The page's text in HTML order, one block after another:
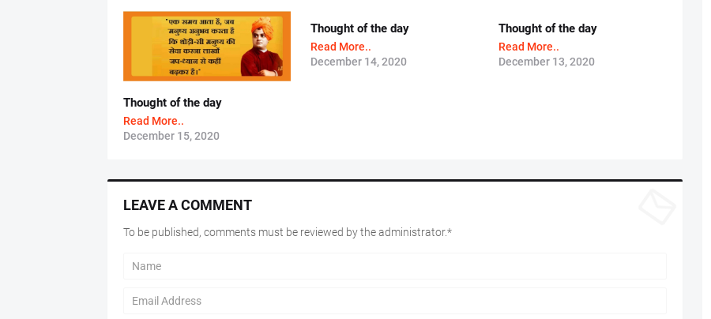
Thought of the day
Read More..
December 15, 2020
Thought of the day
Read More..
December 14, 2020
Thought of the day
Read More..
December 13, 2020
LEAVE A COMMENT
To be published, comments must be reviewed by the administrator.*